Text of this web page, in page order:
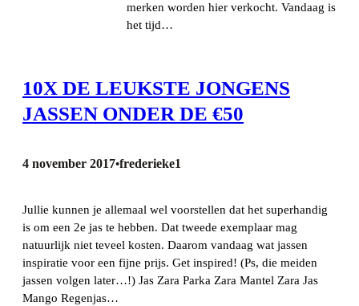
merken worden hier verkocht. Vandaag is
het tijd…
10X DE LEUKSTE JONGENS
JASSEN ONDER DE €50
4 november 2017•frederieke1
Jullie kunnen je allemaal wel voorstellen dat het superhandig
is om een 2e jas te hebben. Dat tweede exemplaar mag
natuurlijk niet teveel kosten. Daarom vandaag wat jassen
inspiratie voor een fijne prijs. Get inspired! (Ps, die meiden
jassen volgen later…!) Jas Zara Parka Zara Mantel Zara Jas
Mango Regenjas…